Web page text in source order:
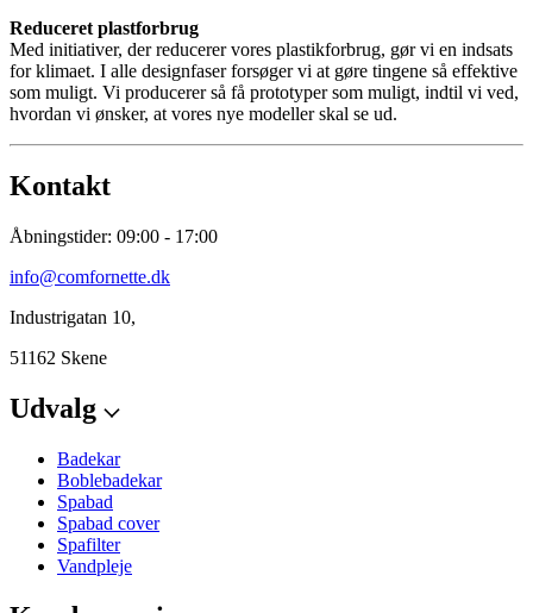
Reduceret plastforbrug
Med initiativer, der reducerer vores plastikforbrug, gør vi en indsats
for klimaet. I alle designfaser forsøger vi at gøre tingene så effektive
som muligt. Vi producerer så få prototyper som muligt, indtil vi ved,
hvordan vi ønsker, at vores nye modeller skal se ud.
Kontakt
Åbningstider: 09:00 - 17:00
info@comfornette.dk
Industrigatan 10,
51162 Skene
Udvalg
Badekar
Boblebadekar
Spabad
Spabad cover
Spafilter
Vandpleje